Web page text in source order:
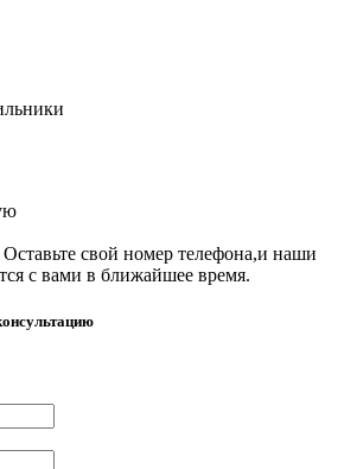
свой номер телефона,и наши
с вами в ближайшее время.